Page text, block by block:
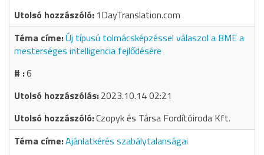
1DayTranslation.com
Új típusú tolmácsképzéssel válaszol a BME a
mesterséges intelligencia fejlődésére
6
2023.10.14 02:21
Czopyk és Társa Fordítóiroda Kft.
Ajánlatkérés szabálytalanságai